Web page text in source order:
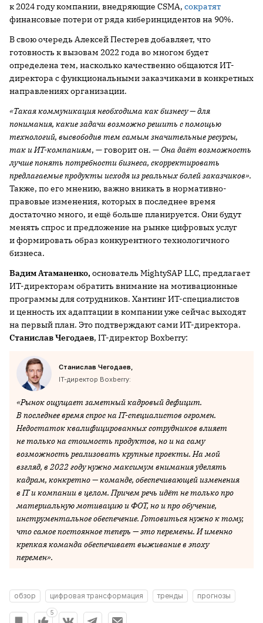
к 2024 году компании, внедряющие CSMA, сократят
финансовые потери от ряда киберинцидентов на 90%.
В свою очередь Алексей Пестерев добавляет, что
готовность к вызовам 2022 года во многом будет
определена тем, насколько качественно общаются ИТ-
директора с функциональными заказчиками в конкретных
направлениях организации.
«Такая коммуникация необходима как бизнесу — для
понимания, какие задачи возможно решить с помощью
технологий, высвободив тем самым значительные ресурсы,
так и ИТ-компаниям, — говорит он. —Она даёт возможность
лучше понять потребности бизнеса, скорректировать
предлагаемые продукты исходя из реальных болей заказчиков».
Также, по его мнению, важно вникать в нормативно-
правовые изменения, которых в последнее время
достаточно много, и ещё больше планируется. Они будут
менять спрос и предложение на рынке цифровых услуг
и формировать образ конкурентного технологичного
бизнеса.
Вадим Атаманенко, основатель MightySAP LLC, предлагает
ИТ-директорам обратить внимание на мотивационные
программы для сотрудников. Хантинг ИТ-специалистов
и ценность их адаптации в компании уже сейчас выходят
на первый план. Это подтверждают сами ИТ-директора.
Станислав Чегодаев, IT-директор Boxberry:
Станислав Чегодаев,
IT-директор Boxberry:
«Рынок ощущает заметный кадровый дефицит.
В последнее время спрос на IT-специалистов огромен.
Недостаток квалифицированных сотрудников влияет
не только на стоимость продуктов, но и на саму
возможность реализовать крупные проекты. На мой
взгляд, в 2022 году нужно максимум внимания уделять
кадрам, конкретно — команде, обеспечивающей изменения
в IT и компании в целом. Причем речь идёт не только про
материальную мотивацию и ФОТ, но и про обучение,
инструментальное обеспечение. Готовиться нужно к тому,
что самое постоянное теперь — это перемены. И именно
крепкая команда обеспечивает выживание в эпоху
перемен».
обзор цифровая трансформация тренды прогнозы
5